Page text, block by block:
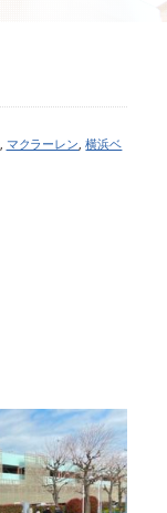
News & Topics
Links
マクラーレン ,横浜ベ